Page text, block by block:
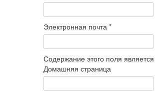
Электронная почта *
Содержание этого поля
Домашняя страница